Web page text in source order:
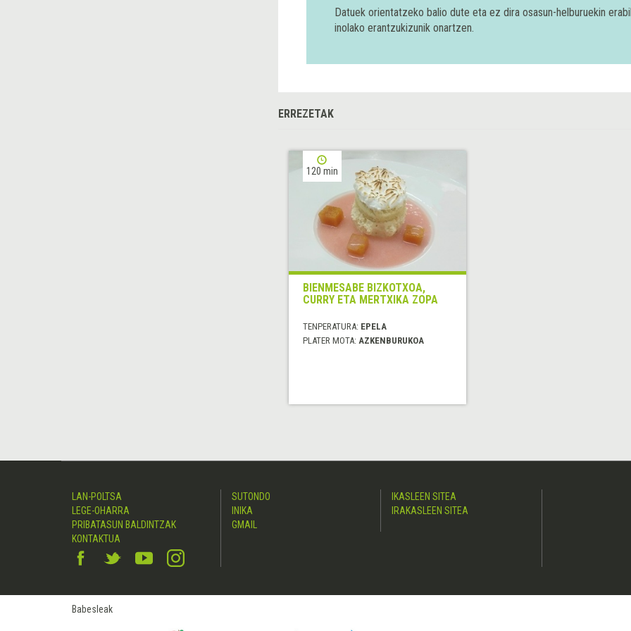
Datuek orientatzeko balio dute eta ez dira osasun-helburuekin
inolako erantzukizunik onartzen.
ERREZETAK
120 min
BIENMESABE BIZKOTXOA,
CURRY ETA MERTXIKA ZOPA
TENPERATURA: EPELA
PLATER MOTA: AZKENBURUKOA
LAN-POLTSA
LEGE-OHARRA
PRIBATASUN BALDINTZAK
KONTAKTUA
SUTONDO
INIKA
GMAIL
IKASLEEN SITEA
IRAKASLEEN SITEA
Babesleak